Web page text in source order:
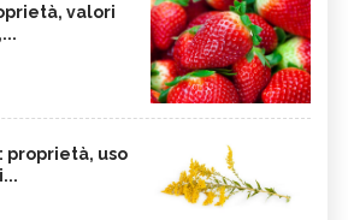
valori
proprietà, uso